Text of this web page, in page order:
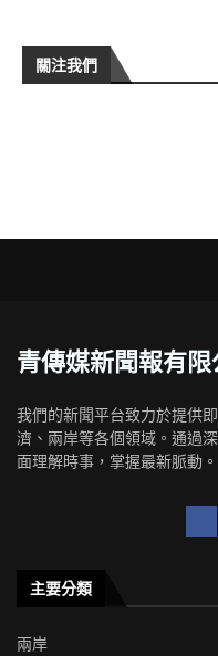
關注我們
青傳媒新聞報有限
我們的新聞平台致力於提供
濟、兩岸等各個領域。通過
面理解時事，掌握最新脈動。
主要分類
兩岸